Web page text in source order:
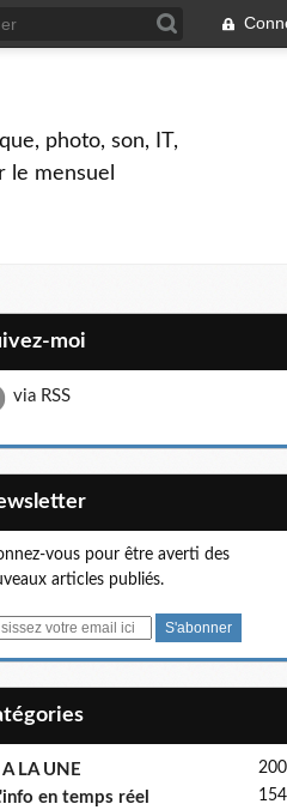
photo, son, IT,
le mensuel
moi
via RSS
vous pour être averti des
articles publiés.
LA UNE
en temps réel